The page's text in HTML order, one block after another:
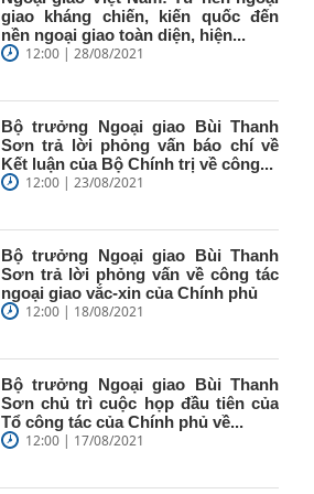
giao kháng chiến, kiến quốc đến
nền ngoại giao toàn diện, hiện...
12:00 | 28/08/2021
Bộ trưởng Ngoại giao Bùi Thanh
Sơn trả lời phỏng vấn báo chí về
Kết luận của Bộ Chính trị về công...
12:00 | 23/08/2021
Bộ trưởng Ngoại giao Bùi Thanh
Sơn trả lời phỏng vấn về công tác
ngoại giao vắc-xin của Chính phủ
12:00 | 18/08/2021
Bộ trưởng Ngoại giao Bùi Thanh
Sơn chủ trì cuộc họp đầu tiên của
Tổ công tác của Chính phủ về...
12:00 | 17/08/2021